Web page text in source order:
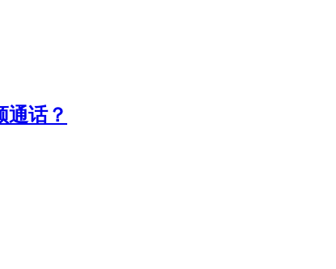
通话？